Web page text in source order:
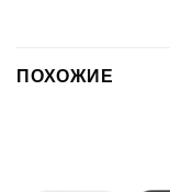
ПОХОЖИЕ